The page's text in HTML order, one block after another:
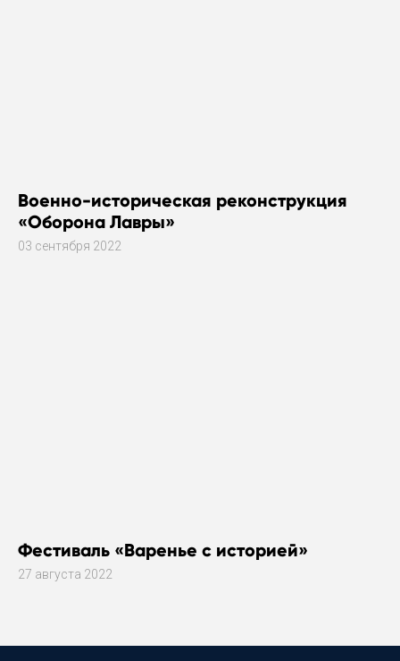
Военно-историческая реконструкция
«Оборона Лавры»
03 сентября 2022
Фестиваль «Варенье с историей»
27 августа 2022